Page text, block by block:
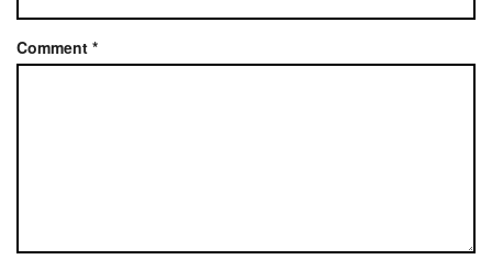
Comment *